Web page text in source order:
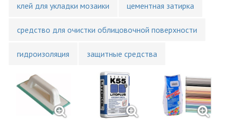
клей для укладки мозаики цементная затирка
средство для очистки облицовочной поверхности
гидроизоляция защитные средства